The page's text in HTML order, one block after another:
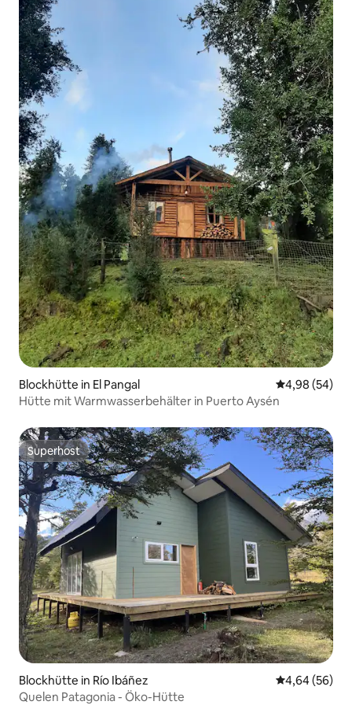
Blockhütte in El Pangal
4,98 (54)
Hütte mit Warmwasserbehälter in Puerto Aysén
Superhost
Superhost
Blockhütte in Río Ibáñez
4,64 (56)
Quelen Patagonia - Öko-Hütte